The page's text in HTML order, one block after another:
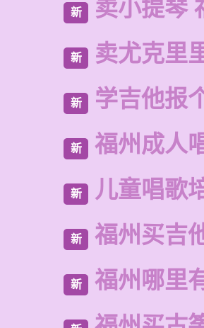
新 卖小提琴
新 卖尤克里
新 学吉他报
新 福州成人
新 儿童唱歌
新 福州买吉
新 福州哪里